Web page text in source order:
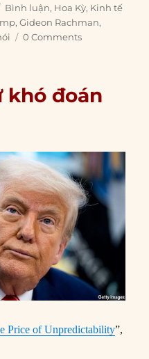
Categories
Bình luận, Hoa Kỳ, Kinh tế
,Gideon Rachman,
0 Comments
khó đoán
Price of Unpredictability”,